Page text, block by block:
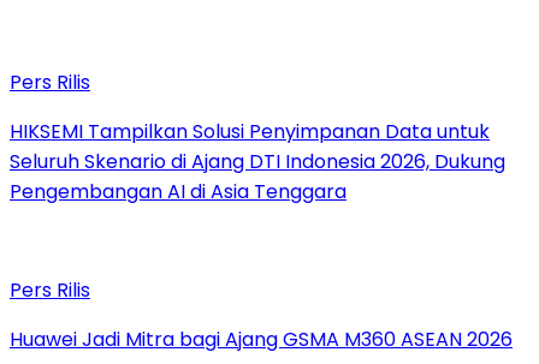
Pers Rilis
HIKSEMI Tampilkan Solusi Penyimpanan Data untuk
Seluruh Skenario di Ajang DTI Indonesia 2026, Dukung
Pengembangan AI di Asia Tenggara
Pers Rilis
Huawei Jadi Mitra bagi Ajang GSMA M360 ASEAN 2026